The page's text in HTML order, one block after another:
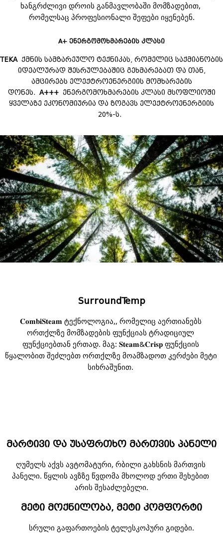
ხანგრძლივი დროის განმავლობაში მომზადებით,
რომელსაც პროფესიონალი შეფები იყენებენ.
A+ ენერგომოხმარების კლასი
TEKA ქმნის სამზარეულო ტექნიკას, რომელიც საქმიანობის
იდეალურად შესრულებაშიც გეხმარებათ და თან,
ამცირებს ელექტროენერგიის მომხარების
დონეს. A+++ენერგომოხმარების კლასი მსოფლიოში
ყველაზე ეკონომიურია და ზოგავს ელექტროენერგიის
20%-ს.
SurroundTemp
𝐂𝐨𝐦𝐛𝐢𝐒𝐭𝐞𝐚𝐦 ტექნოლოგია,, რომელიც აერთიანებს
ორთქლზე მომზადების ფუნქციას ტრადიციულ
ფუნქციებთან ერთად. მაგ: 𝐒𝐭𝐞𝐚𝐦&𝐂𝐫𝐢𝐬𝐩 ფუნქციის
წყალობით შეძლებთ ორთქლზე მოამზადოთ კერძები მეტი
სიხრაშუნით.
მარტივი და უსაფრთხო მართვის პანელი
ღუმელს აქვს ავტომატური, რბილი გახსნის მართვის
პანელი. წყლის ავზზე წვდომა მხოლოდ ერთი შეხებით
არის შესაძლებელი.
მეტი მოქნილობა, მეტი კომფორტი
სრული გაფართოების ტელესკოპური გიდები.